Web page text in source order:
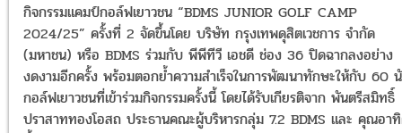
กิจกรรมแคมป์กอล์ฟเยาวชน “BDMS JUNIOR GOLF CAMP
2024/25” ครั้งที่ 2 จัดขึ้นโดย บริษัท กรุงเทพดุสิตเวชการ จำกัด
(มหาชน) หรือ BDMS ร่วมกับ พีพีทีวี เอชดี ช่อง 36 ปิดฉากลงอย่าง
งดงามอีกครั้ง พร้อมตอกย้ำความสำเร็จในการพัฒนาทักษะให้กับ 60
กอล์ฟเยาวชนที่เข้าร่วมกิจกรรมครั้งนี้ โดยได้รับเกียรติจาก พันตรีสมิทธิ์
ปราสาททองโอสถ ประธานคณะผู้บริหารกลุ่ม 7.2 BDMS และ คุณอา